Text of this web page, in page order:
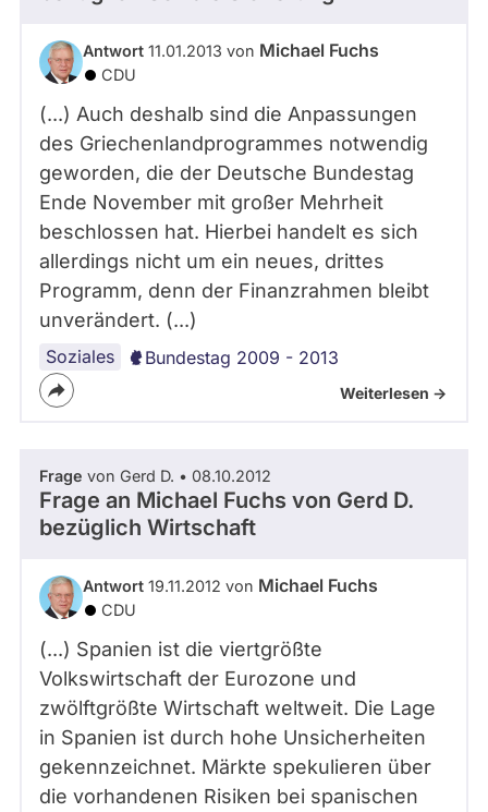
Antwort 11.01.2013 von Michael Fuchs
CDU
(...) Auch deshalb sind die Anpassungen
des Griechenlandprogrammes notwendig
geworden, die der Deutsche Bundestag
Ende November mit großer Mehrheit
beschlossen hat. Hierbei handelt es sich
allerdings nicht um ein neues, drittes
Programm, denn der Finanzrahmen bleibt
unverändert. (...)
Soziales Bundestag 2009 - 2013
Weiterlesen ->
Frage von Gerd D. • 08.10.2012
Frage an Michael Fuchs von Gerd D.
bezüglich Wirtschaft
Antwort 19.11.2012 von Michael Fuchs
CDU
(...) Spanien ist die viertgrößte
Volkswirtschaft der Eurozone und
zwölftgrößte Wirtschaft weltweit. Die Lage
in Spanien ist durch hohe Unsicherheiten
gekennzeichnet. Märkte spekulieren über
die vorhandenen Risiken bei spanischen